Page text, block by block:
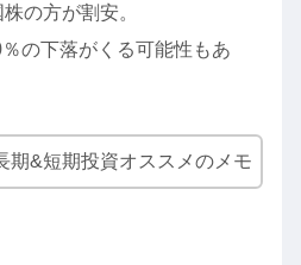
の方が割安。
の下落がくる可能性もあ
期&短期投資オススメのメモ